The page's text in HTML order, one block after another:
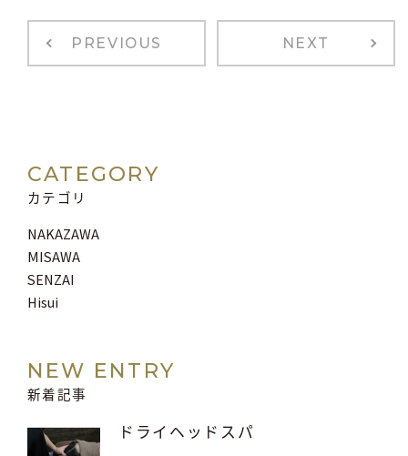
PREVIOUS NEXT
CATEGORY
カテゴリ
NAKAZAWA
MISAWA
SENZAI
Hisui
NEW ENTRY
新着記事
ドライヘッドスパ